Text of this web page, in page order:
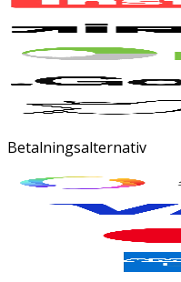
Betalningsalternativ